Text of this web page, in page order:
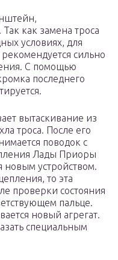
как замена троса
условиях, для
сильно
С помощью
последнего
вытаскивание из
троса. После его
поводок с
Лады Приоры
новым устройством.
то эта
проверки состояния
пальце.
новый агрегат.
специальным